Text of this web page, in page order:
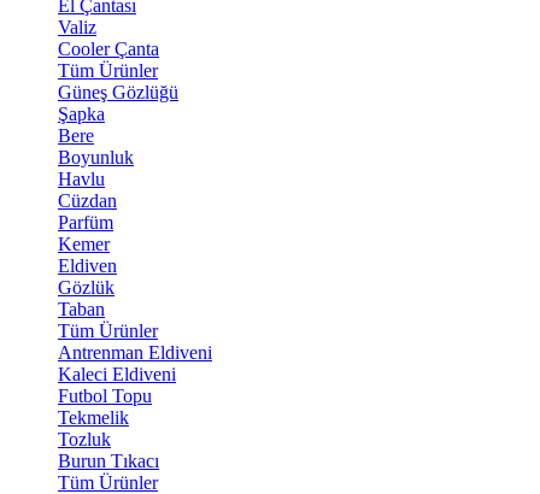
El Çantası
Valiz
Cooler Çanta
Tüm Ürünler
Güneş Gözlüğü
Şapka
Bere
Boyunluk
Havlu
Cüzdan
Parfüm
Kemer
Eldiven
Gözlük
Taban
Tüm Ürünler
Antrenman Eldiveni
Kaleci Eldiveni
Futbol Topu
Tekmelik
Tozluk
Burun Tıkacı
Tüm Ürünler